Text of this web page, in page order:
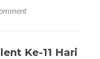
Ke-11 Hari